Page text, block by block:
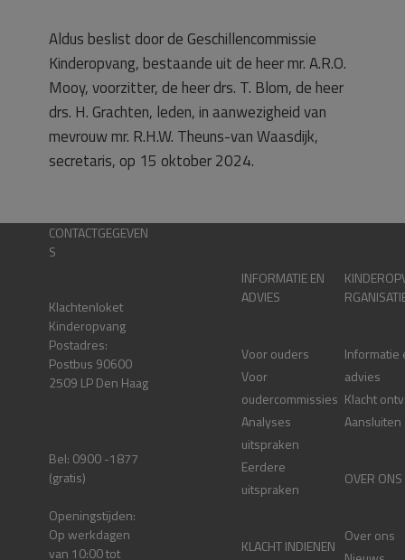
Aldus beslist door de Geschillencommissie
Kinderopvang, bestaande uit de heer mr. A.R.O.
Mooy, voorzitter, de heer drs. T. Blom, de heer
drs. H. Grachten, leden, in aanwezigheid van
mevrouw mr. R.H.W. Theuns-van Waasdijk,
secretaris, op 15 oktober 2024.
CONTACTGEGEVEN
S
Klachtenloket
Kinderopvang
Postadres:
Postbus 90600
2509 LP Den Haag
Bel: 0900 -1877
(gratis)
Openingstijden:
Op werkdagen
van 10:00 tot
INFORMATIE EN
ADVIES
Voor ouders
Voor
oudercommissies
Analyses
uitspraken
Eerdere
uitspraken
KLACHT INDIENEN
Informatie
advies
Klacht
Aansluiten
OVER ONS
Over ons